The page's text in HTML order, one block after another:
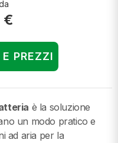
€
PREZZI
è la soluzione
un modo pratico e
ad aria per la